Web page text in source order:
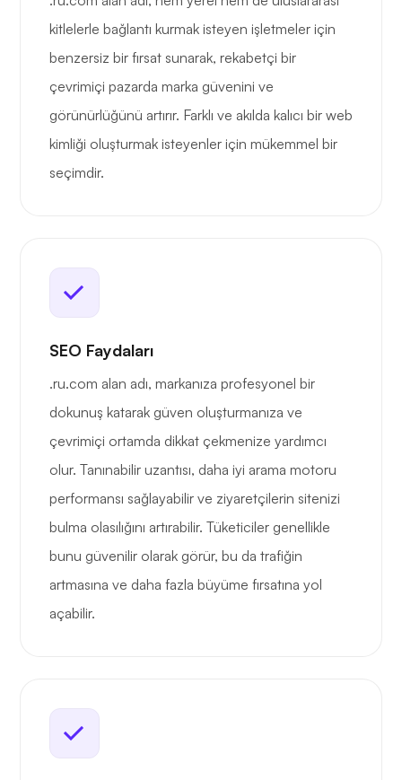
kitlelerle bağlantı kurmak isteyen işletmeler için
benzersiz bir fırsat sunarak, rekabetçi bir
çevrimiçi pazarda marka güvenini ve
görünürlüğünü artırır. Farklı ve akılda kalıcı bir web
kimliği oluşturmak isteyenler için mükemmel bir
seçimdir.
SEO Faydaları
.ru.com alan adı, markanıza profesyonel bir
dokunuş katarak güven oluşturmanıza ve
çevrimiçi ortamda dikkat çekmenize yardımcı
olur. Tanınabilir uzantısı, daha iyi arama motoru
performansı sağlayabilir ve ziyaretçilerin sitenizi
bulma olasılığını artırabilir. Tüketiciler genellikle
bunu güvenilir olarak görür, bu da trafiğin
artmasına ve daha fazla büyüme fırsatına yol
açabilir.